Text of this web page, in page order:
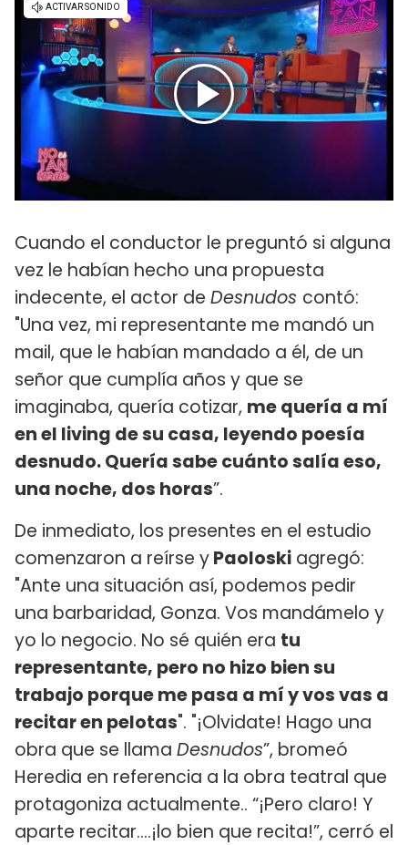
Cuando el conductor le preguntó si alguna
vez le habían hecho una propuesta
indecente, el actor de Desnudos contó:
"Una vez, mi representante me mandó un
mail, que le habían mandado a él, de un
señor que cumplía años y que se
imaginaba, quería cotizar, me quería a mí
en el living de su casa, leyendo poesía
desnudo. Quería sabe cuánto salía eso,
una noche, dos horas”.
De inmediato, los presentes en el estudio
comenzaron a reírse yPaoloski agregó:
"Ante una situación así, podemos pedir
una barbaridad, Gonza. Vos mandámelo y
yo lo negocio. No sé quién era tu
representante, pero no hizo bien su
trabajo porque me pasa a mí y vos vas a
recitar en pelotas". "¡Olvidate! Hago una
obra que se llama Desnudos”, bromeó
Heredia en referencia a la obra teatral que
protagoniza actualmente.. “¡Pero claro! Y
aparte recitar....¡lo bien que recita!”, cerró el